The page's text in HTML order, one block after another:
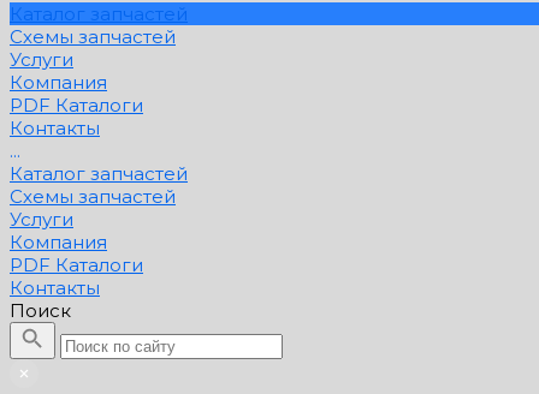
Каталог запчастей
Схемы запчастей
Услуги
Компания
PDF Каталоги
Контакты
...
Каталог запчастей
Схемы запчастей
Услуги
Компания
PDF Каталоги
Контакты
Поиск